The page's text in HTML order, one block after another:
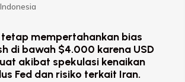
tetap mempertahankan bias
di bawah $4.000 karena USD
akibat spekulasi kenaikan
Fed dan risiko terkait Iran.